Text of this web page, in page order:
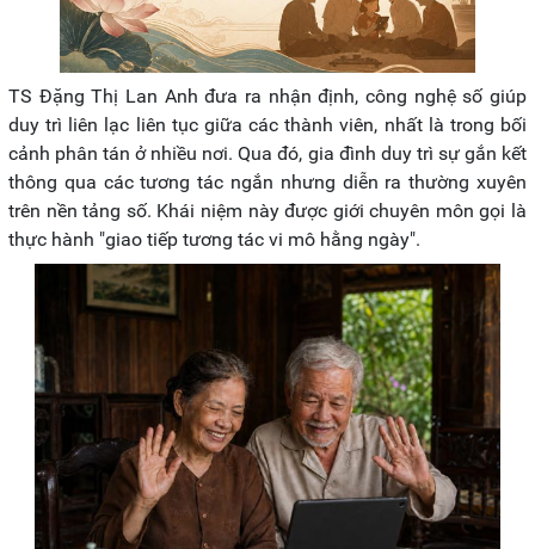
TS Đặng Thị Lan Anh đưa ra nhận định, công nghệ số giúp
duy trì liên lạc liên tục giữa các thành viên, nhất là trong bối
cảnh phân tán ở nhiều nơi. Qua đó, gia đình duy trì sự gắn kết
thông qua các tương tác ngắn nhưng diễn ra thường xuyên
trên nền tảng số. Khái niệm này được giới chuyên môn gọi là
thực hành "giao tiếp tương tác vi mô hằng ngày".